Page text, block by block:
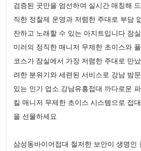
검증된 곳만을 엄선하여 실시간 매칭해
직한 정찰제 운영과 저렴한 주대로 부담
잔하고 노래할 수 있는 아지트입니다 잠
미러의 정직한 매니저 무제한 초이스와
코스가 잠실에서 가장 저렴한 주대로 만
려한 분위기와 세련된 서비스로 강남 밤
있는 인기 업소 강남유흥접대 까다로운
킬 매니저 무제한 초이스 시스템으로 접
을 선물하세요
삼성동바이어접대 철저한 보안이 생명인